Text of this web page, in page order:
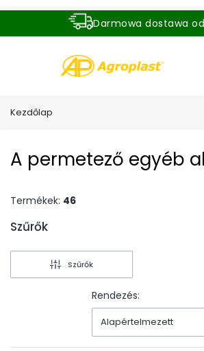
Darmowa dostawa od
Kezdőlap
A permetező egyéb
Termékek: 46
Szűrők
End of filters
Szűrők
Rendezés:
Alapértelmezett